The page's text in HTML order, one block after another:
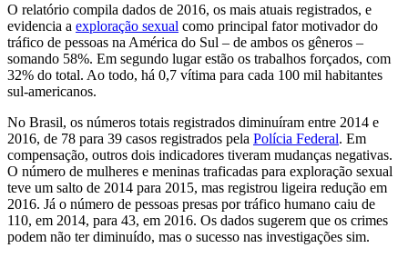
O relatório compila dados de 2016, os mais atuais registrados, e
evidencia a exploração sexual como principal fator motivador do
tráfico de pessoas na América do Sul – de ambos os gêneros –
somando 58%. Em segundo lugar estão os trabalhos forçados, com
32% do total. Ao todo, há 0,7 vítima para cada 100 mil habitantes
sul-americanos.
No Brasil, os números totais registrados diminuíram entre 2014 e
2016, de 78 para 39 casos registrados pela Polícia Federal. Em
compensação, outros dois indicadores tiveram mudanças negativas.
O número de mulheres e meninas traficadas para exploração sexual
teve um salto de 2014 para 2015, mas registrou ligeira redução em
2016. Já o número de pessoas presas por tráfico humano caiu de
110, em 2014, para 43, em 2016. Os dados sugerem que os crimes
podem não ter diminuído, mas o sucesso nas investigações sim.